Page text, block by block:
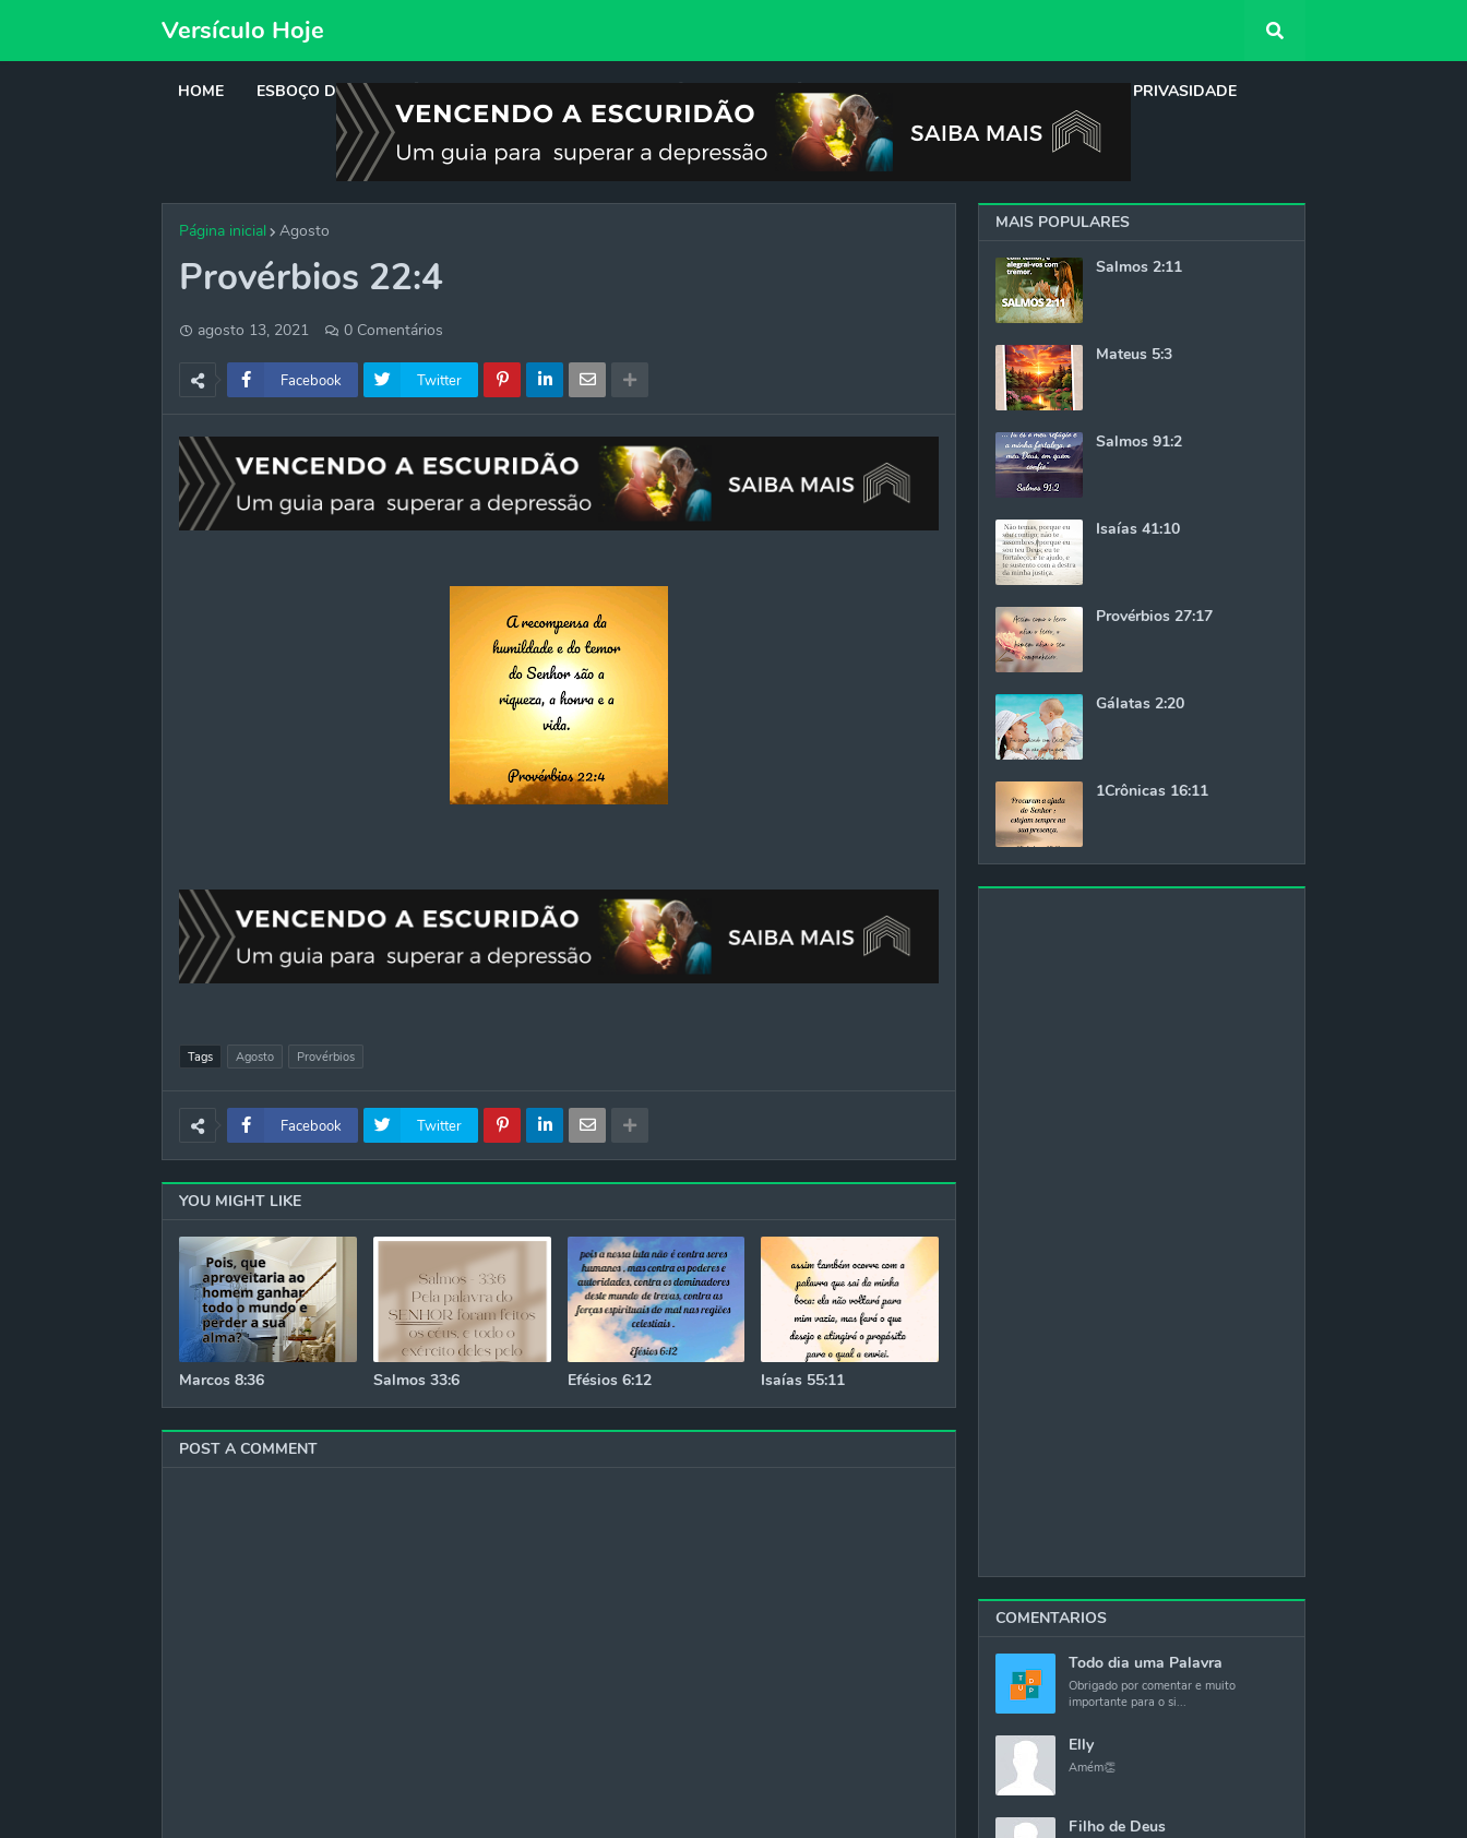
Versículo Hoje
HOME ESBOÇO DE PREGAÇÃO REFLEXÃO CRISES DO FIM PRIVASIDADE
Página inicial Agosto
Provérbios 22:4
agosto 13, 2021 0 Comentários
Facebook Twitter
Tags Agosto Provérbios
Facebook Twitter
YOU MIGHT LIKE
Marcos 8:36 Salmos 33:6 Efésios 6:12 Isaías 55:11
POST A COMMENT
MAIS POPULARES
Salmos 2:11
Mateus 5:3
Salmos 91:2
Isaías 41:10
Provérbios 27:17
Gálatas 2:20
1Crônicas 16:11
COMENTARIOS
Todo dia uma Palavra
Obrigado por comentar e muito
importante para o si...
Elly
Amém👏
Filho de Deus